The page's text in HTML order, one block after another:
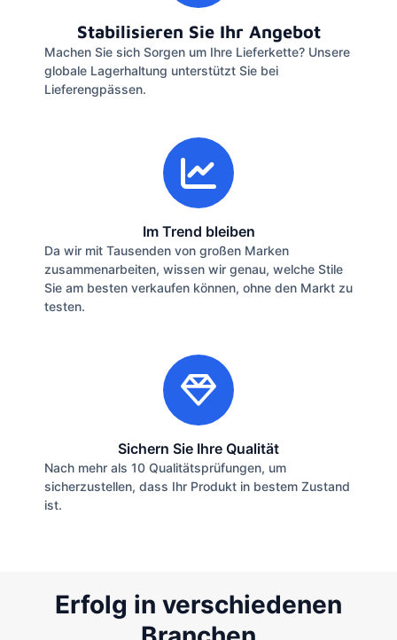
Stabilisieren Sie Ihr Angebot
Machen Sie sich Sorgen um Ihre Lieferkette? Unsere
globale Lagerhaltung unterstützt Sie bei
Lieferengpässen.
Im Trend bleiben
Da wir mit Tausenden von großen Marken
zusammenarbeiten, wissen wir genau, welche Stile
Sie am besten verkaufen können, ohne den Markt zu
testen.
Sichern Sie Ihre Qualität
Nach mehr als 10 Qualitätsprüfungen, um
sicherzustellen, dass Ihr Produkt in bestem Zustand
ist.
Erfolg in verschiedenen